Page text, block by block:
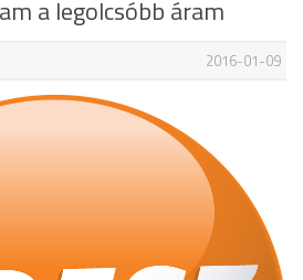
a legolcsóbb áram
2016-01-09